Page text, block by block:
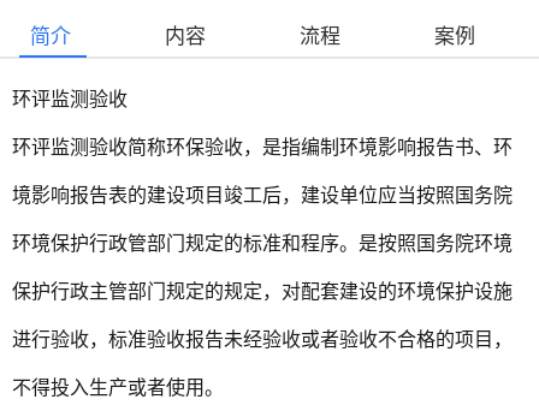
简介 内容 流程 案例
环评监测验收
环评监测验收简称环保验收，是指编制环境影响报告书、环
境影响报告表的建设项目竣工后，建设单位应当按照国务院
环境保护行政管部门规定的标准和程序。是按照国务院环境
保护行政主管部门规定的规定，对配套建设的环境保护设施
进行验收，标准验收报告未经验收或者验收不合格的项目，
不得投入生产或者使用。